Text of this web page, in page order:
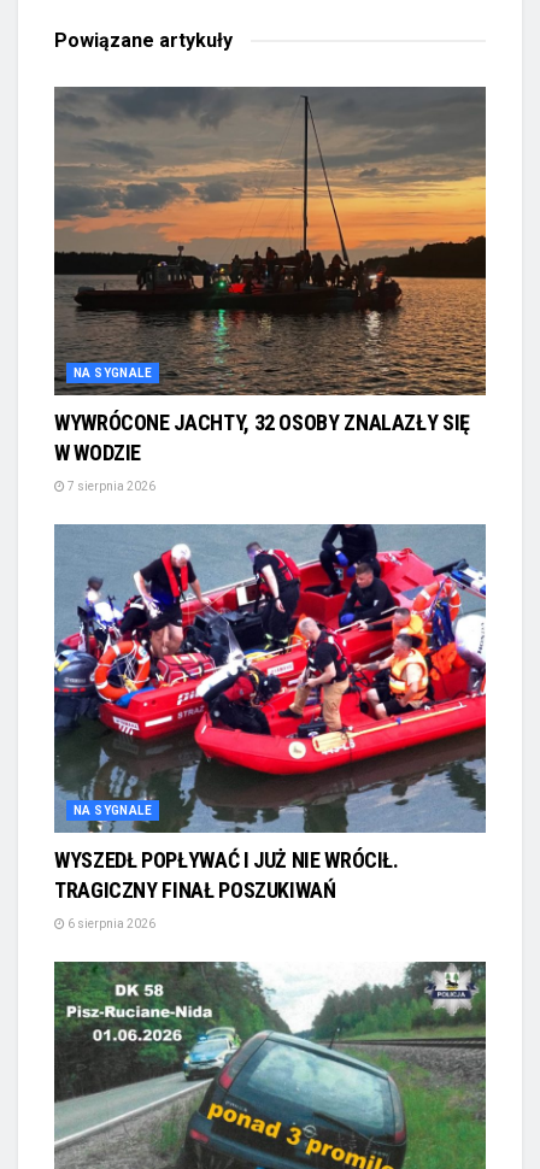
Powiązane artykuły
NA SYGNALE
WYWRÓCONE JACHTY, 32 OSOBY ZNALAZŁY SIĘ
W WODZIE
7 sierpnia 2026
NA SYGNALE
WYSZEDŁ POPŁYWAĆ I JUŻ NIE WRÓCIŁ.
TRAGICZNY FINAŁ POSZUKIWAŃ
6 sierpnia 2026